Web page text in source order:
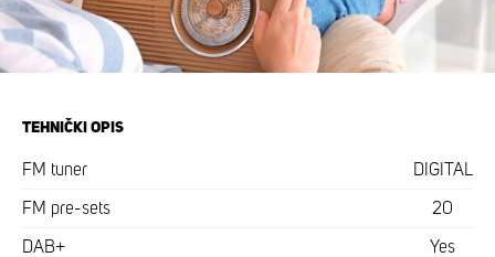
TEHNIČKI OPIS
FM tuner DIGITAL
FM pre-sets 20
DAB+ Yes